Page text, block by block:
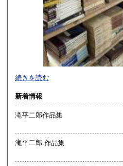
-
沿線名：-
最寄駅：-
営業時間：-
定休日：-
書籍の買取について
続きを読む
新着情報
滝平二郎作品集
滝平二郎 作品集